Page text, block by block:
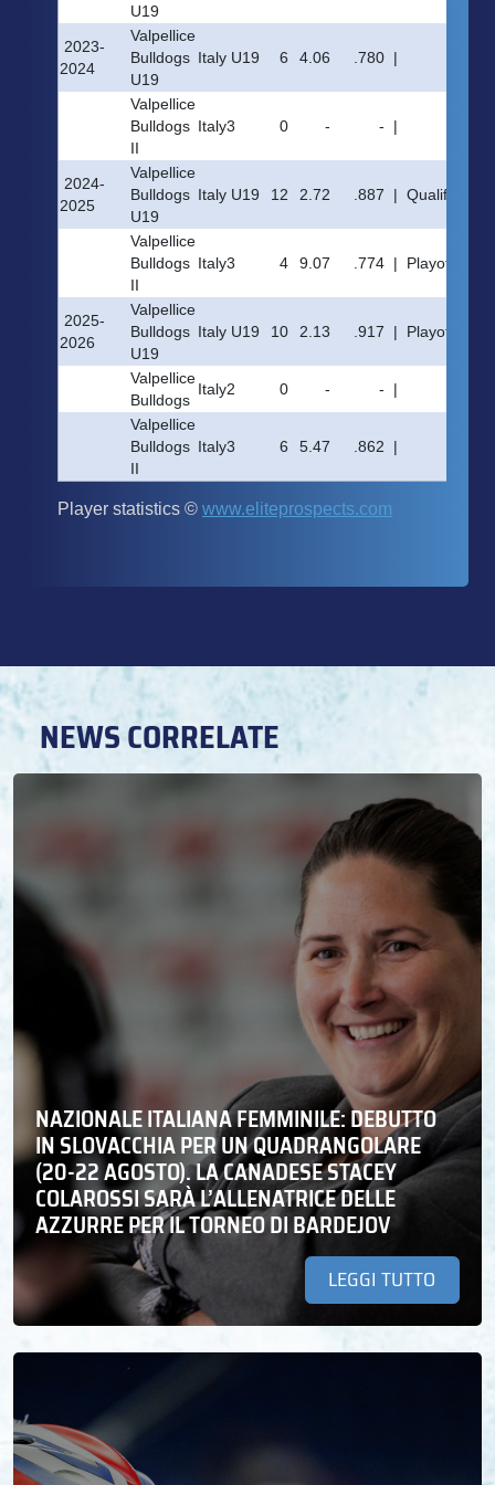
NEWS CORRELATE
NAZIONALE ITALIANA FEMMINILE: DEBUTTO
IN SLOVACCHIA PER UN QUADRANGOLARE
(20-22 AGOSTO). LA CANADESE STACEY
COLAROSSI SARÀ L’ALLENATRICE DELLE
AZZURRE PER IL TORNEO DI BARDEJOV
LEGGI TUTTO